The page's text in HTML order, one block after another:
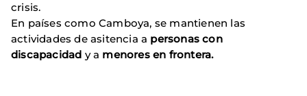
crisis.
En países como Camboya, se mantienen las
actividades de asitencia a personas con
discapacidad y a menores en frontera.